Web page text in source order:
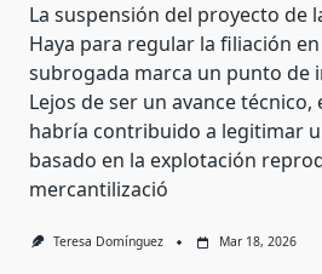
La suspensión del proyecto de
Haya para regular la filiación
subrogada marca un punto de
Lejos de ser un avance
habría contribuido a legitimar
basado en la explotación
mercantilizació
Teresa Domínguez Mar 18, 2026